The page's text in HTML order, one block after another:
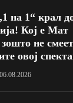
на 1“ крал
Кој е Мат
не
овој
06.08.2026